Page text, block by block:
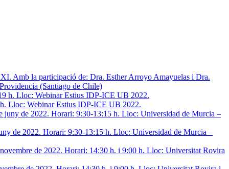
Amb la participació de: Dra. Esther Arroyo Amayuelas i Dra.
(Santiago de Chile)
Lloc: Webinar Estius IDP-ICE UB 2022.
de 2022. Horari: 9:30-13:15 h. Lloc: Universidad de Murcia –